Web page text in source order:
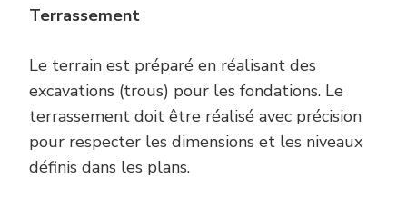
Terrassement
Le terrain est préparé en réalisant des
excavations (trous) pour les fondations. Le
terrassement doit être réalisé avec précision
pour respecter les dimensions et les niveaux
définis dans les plans.